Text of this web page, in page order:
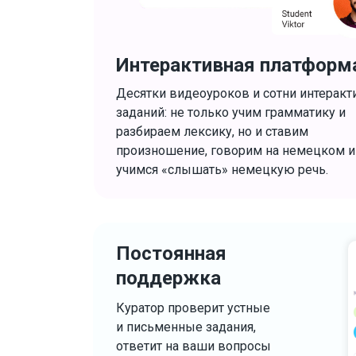
Постоянная
поддержка
Куратор проверит устные
и письменные задания,
ответит на ваши вопросы
Интерактивная
Десятки видеоуроков и сотни
заданий: не только учим грамматику и
разбираем лексику, но и ставим
произношение, говорим на немецком и
учимся «слышать» немецкую речь.